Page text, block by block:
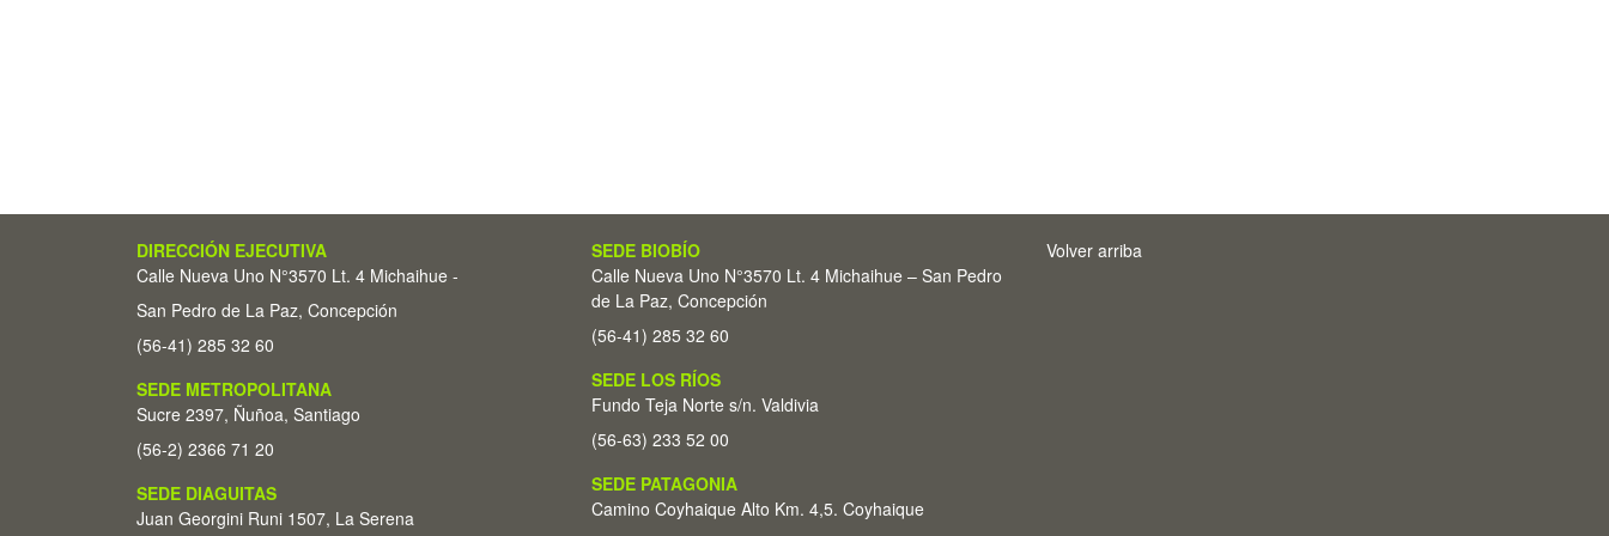
DIRECCIÓN EJECUTIVA
Calle Nueva Uno N°3570 Lt. 4 Michaihue -
San Pedro de La Paz, Concepción
(56-41) 285 32 60
SEDE METROPOLITANA
Sucre 2397, Ñuñoa, Santiago
(56-2) 2366 71 20
SEDE DIAGUITAS
Juan Georgini Runi 1507, La Serena
SEDE BIOBÍO
Calle Nueva Uno N°3570 Lt. 4 Michaihue – San Pedro
de La Paz, Concepción
(56-41) 285 32 60
SEDE LOS RÍOS
Fundo Teja Norte s/n. Valdivia
(56-63) 233 52 00
SEDE PATAGONIA
Camino Coyhaique Alto Km. 4,5. Coyhaique
Volver arriba